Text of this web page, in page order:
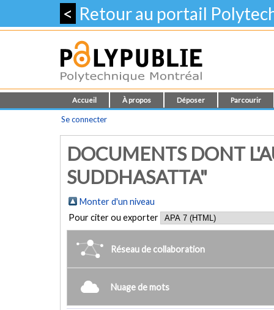
< Retour au portail
Accueil À propos Déposer Parcourir
Se connecter
DOCUMENTS DONT
SUDDHASATTA"
Monter d'un niveau
Pour citer ou exporter
Réseau de collaboration
Nuage de mots